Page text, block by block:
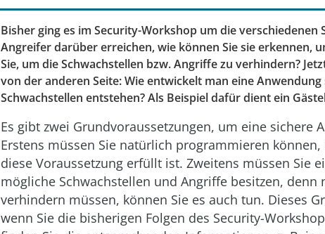
Bisher ging es im Security-Workshop um die verschiedenen
Angreifer darüber erreichen, wie können Sie sie erkennen,
Sie, um die Schwachstellen bzw. Angriffe zu verhindern?
von der anderen Seite: Wie entwickelt man eine
Schwachstellen entstehen? Als Beispiel dafür dient ein
Es gibt zwei Grundvoraussetzungen, um eine sichere
Erstens müssen Sie natürlich programmieren
diese Voraussetzung erfüllt ist. Zweitens müssen Sie
mögliche Schwachstellen und Angriffe besitzen, denn
verhindern müssen, können Sie es auch tun. Dieses
wenn Sie die bisherigen Folgen des Security-